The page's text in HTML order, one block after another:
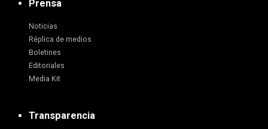
Prensa
Noticias
Réplica de medios
Boletines
Editoriales
Media Kit
Transparencia